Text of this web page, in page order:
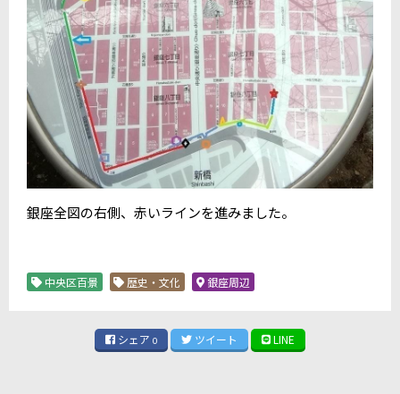
銀座全図の右側、赤いラインを進みました。
中央区百景 歴史・文化 銀座周辺
シェア 0 ツイート LINE